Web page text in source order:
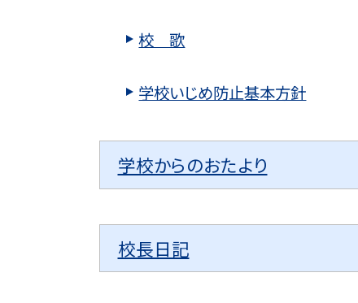
校 歌
学校いじめ防止基本方針
学校からのおたより
校長日記